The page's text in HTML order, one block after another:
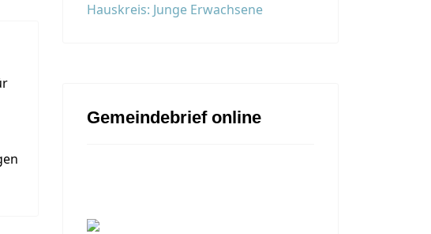
Hauskreis: Junge Erwachsene
Gemeindebrief online